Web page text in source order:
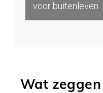
voor buitenleven
Wat